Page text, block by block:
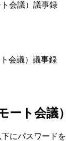
会議）議事録
会議）議事録
ート会議
にパスワードを